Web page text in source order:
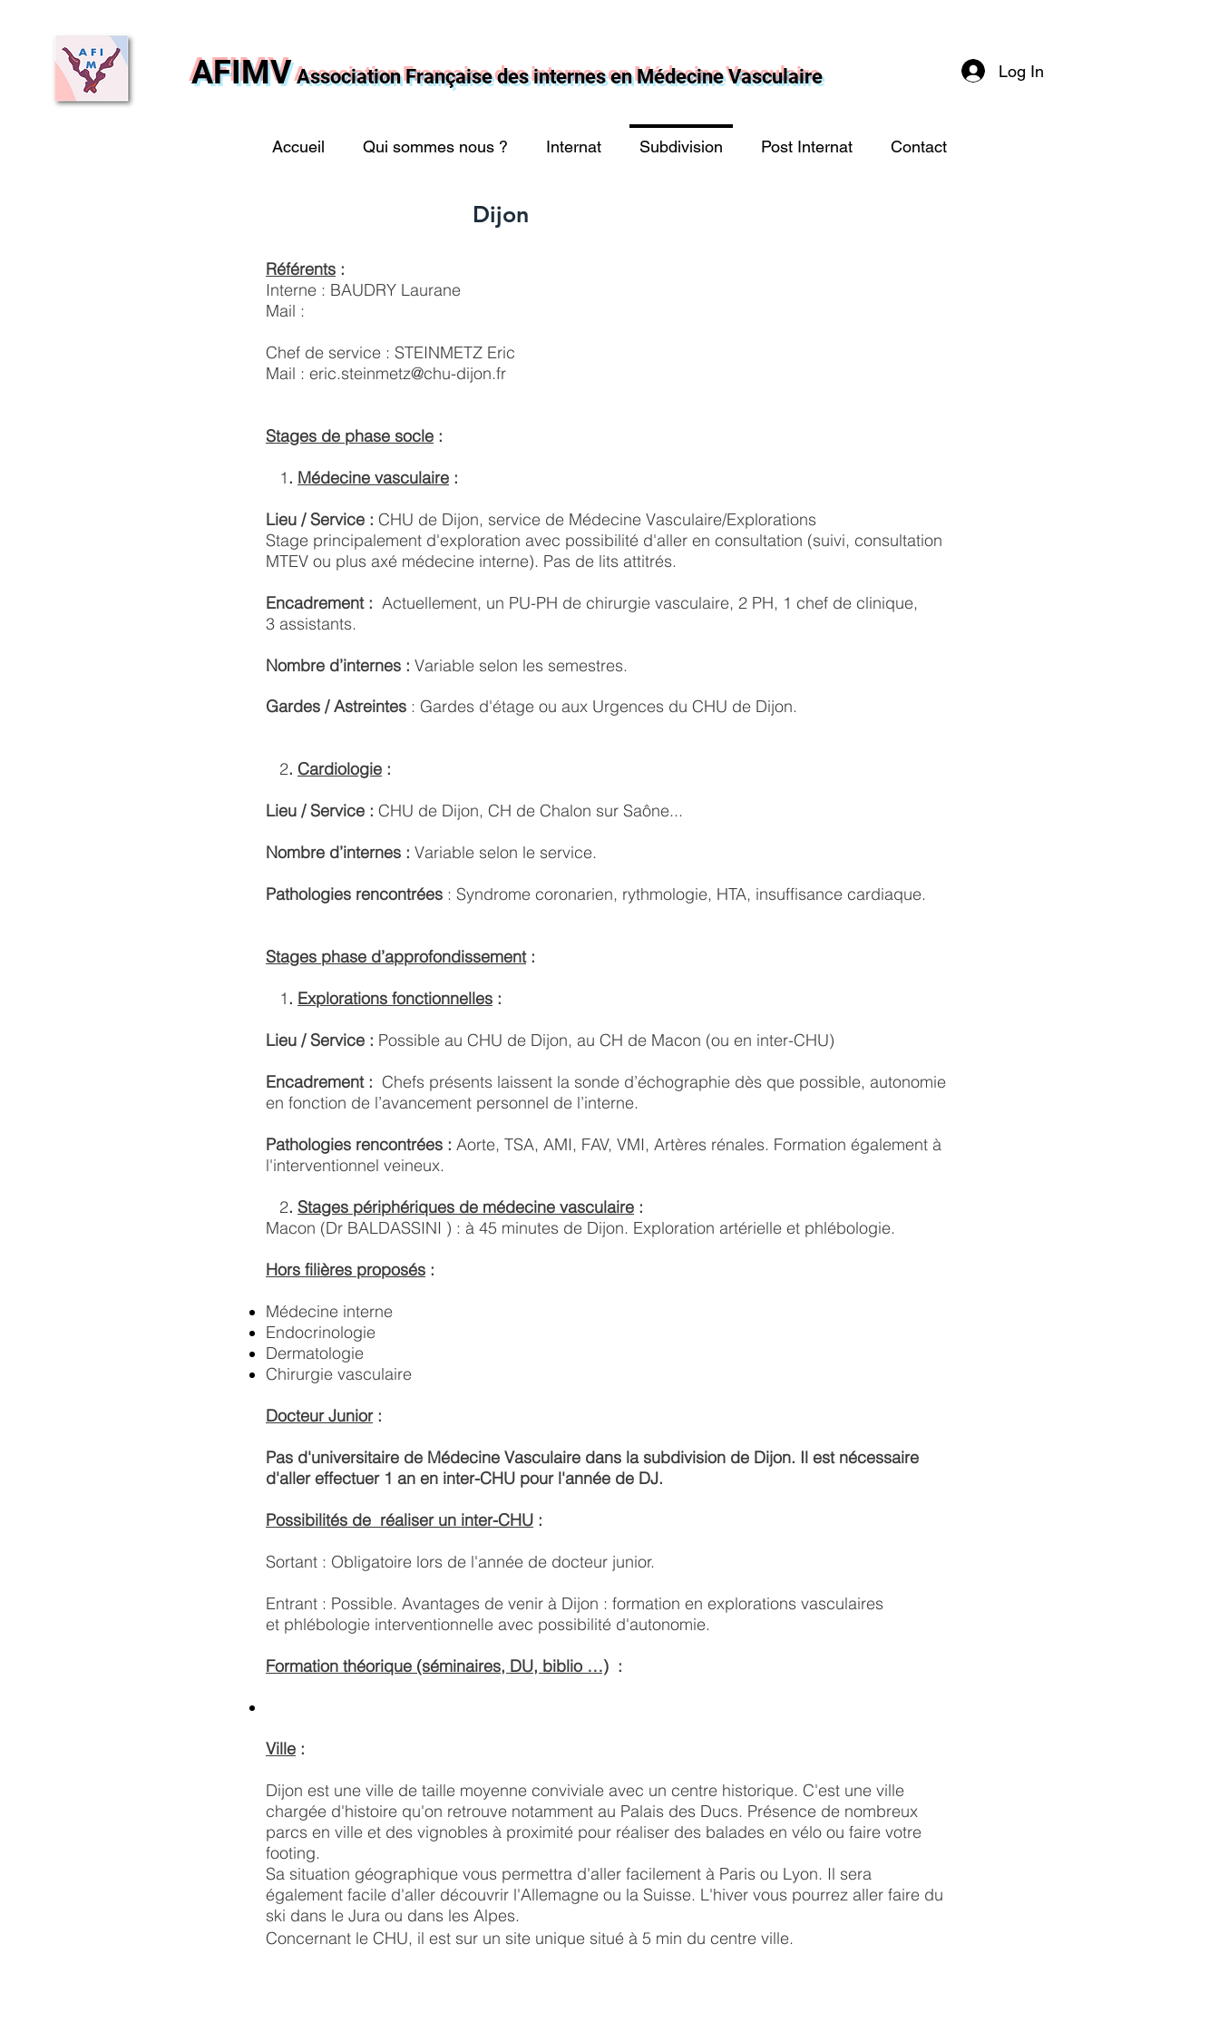
Log In
AFIMVAssociation Française des internes en Médecine Vasculaire
Accueil Qui sommes nous ? Internat Subdivision Post Internat Contact
Dijon
Référents :
Interne : BAUDRY Laurane
Mail :
Chef de service : STEINMETZ Eric
Mail : eric.steinmetz@chu-dijon.fr
Stages de phase socle :
1. Médecine vasculaire :
Lieu / Service : CHU de Dijon, service de Médecine Vasculaire/Explorations
Stage principalement d'exploration avec possibilité d'aller en consultation (suivi, consultation
MTEV ou plus axé médecine interne). Pas de lits attitrés.
Encadrement : Actuellement, un PU-PH de chirurgie vasculaire, 2 PH, 1 chef de clinique,
3 assistants.
Nombre d’internes : Variable selon les semestres.
Gardes / Astreintes : Gardes d'étage ou aux Urgences du CHU de Dijon.
2. Cardiologie :
Lieu / Service : CHU de Dijon, CH de Chalon sur Saône...
Nombre d’internes : Variable selon le service.
Pathologies rencontrées : Syndrome coronarien, rythmologie, HTA, insuffisance cardiaque.
Stages phase d’approfondissement:
1. Explorations fonctionnelles :
Lieu / Service : Possible au CHU de Dijon, au CH de Macon (ou en inter-CHU)
Encadrement : Chefs présents laissent la sonde d’échographie dès que possible, autonomie
en fonction de l’avancement personnel de l’interne.
Pathologies rencontrées : Aorte, TSA, AMI, FAV, VMI, Artères rénales. Formation également à
l'interventionnel veineux.
2. Stages périphériques de médecine vasculaire :
Macon (Dr BALDASSINI ) : à 45 minutes de Dijon. Exploration artérielle et phlébologie.
Hors filières proposés :
Médecine interne
Endocrinologie
Dermatologie
Chirurgie vasculaire
Docteur Junior:
Pas d'universitaire de Médecine Vasculaire dans la subdivision de Dijon. Il est nécessaire
d'aller effectuer 1 an en inter-CHU pour l'année de DJ.
Possibilités de réaliser un inter-CHU :
Sortant : Obligatoire lors de l'année de docteur junior.
Entrant : Possible. Avantages de venir à Dijon : formation en explorations vasculaires
et phlébologie interventionnelle avec possibilité d'autonomie.
Formation théorique (séminaires, DU, biblio …) :
Ville :
Dijon est une ville de taille moyenne conviviale avec un centre historique. C'est une ville
chargée d'histoire qu'on retrouve notamment au Palais des Ducs. Présence de nombreux
parcs en ville et des vignobles à proximité pour réaliser des balades en vélo ou faire votre
footing.
Sa situation géographique vous permettra d'aller facilement à Paris ou Lyon. Il sera
également facile d'aller découvrir l'Allemagne ou la Suisse. L'hiver vous pourrez aller faire du
ski dans le Jura ou dans les Alpes.
Concernant le CHU, il est sur un site unique situé à 5 min du centre ville.